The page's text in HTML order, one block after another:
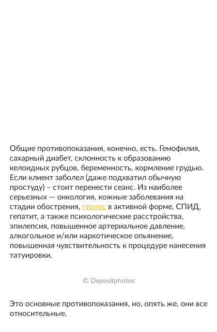
Общие противопоказания, конечно, есть. Гемофилия,
сахарный диабет, склонность к образованию
келоидных рубцов, беременность, кормление грудью.
Если клиент заболел (даже подхватил обычную
простуду) – стоит перенести сеанс. Из наиболее
серьезных — онкология, кожные заболевания на
стадии обострения, герпес в активной форме, СПИД,
гепатит, а также психологические расстройства,
эпилепсия, повышенное артериальное давление,
алкогольное и/или наркотическое опьянение,
повышенная чувствительность к процедуре нанесения
татуировки.
© Depositphotos
Это основные противопоказания, но, опять же, они все
относительные.